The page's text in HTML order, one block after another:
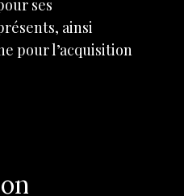
ses
ainsi
pour l’acquisition